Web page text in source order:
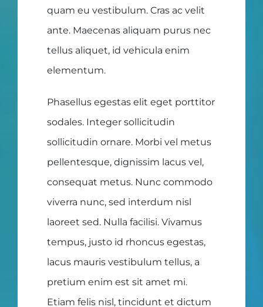
quam eu vestibulum. Cras ac velit
ante. Maecenas aliquam purus nec
tellus aliquet, id vehicula enim
elementum.
Phasellus egestas elit eget porttitor
sodales. Integer sollicitudin
sollicitudin ornare. Morbi vel metus
pellentesque, dignissim lacus vel,
consequat metus. Nunc commodo
viverra nunc, sed interdum nisl
laoreet sed. Nulla facilisi. Vivamus
tempus, justo id rhoncus egestas,
lacus mauris vestibulum tellus, a
pretium enim est sit amet mi.
Etiam felis nisl, tincidunt et dictum